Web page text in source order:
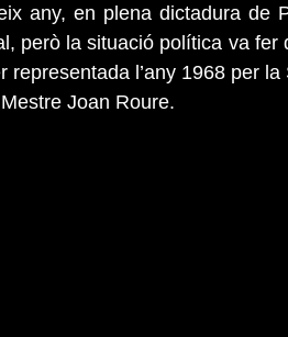
any, en plena dictadura de
però la situació política va
representada l’any 1968 per
Joan Roure.